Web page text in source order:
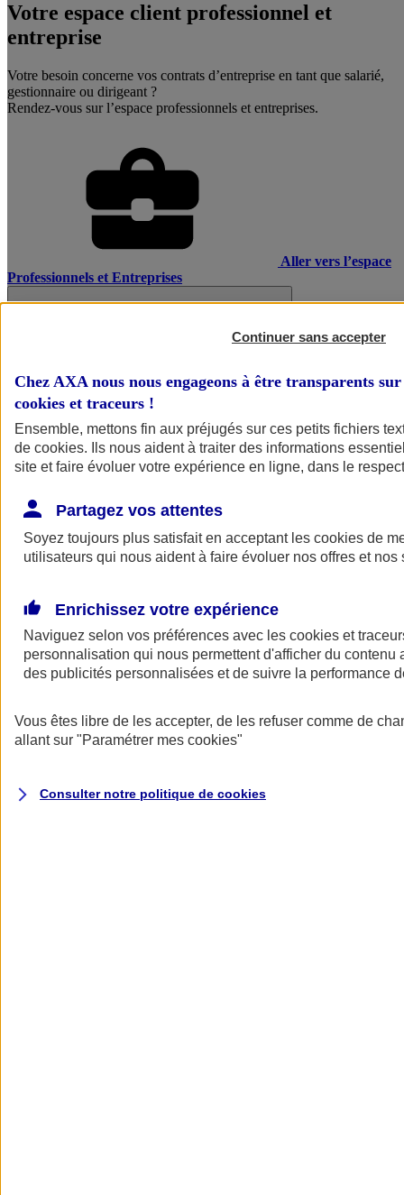
Votre espace client professionnel et
entreprise
Votre besoin concerne vos contrats d’entreprise en tant que salarié,
gestionnaire ou dirigeant ?
Rendez-vous sur l’espace professionnels et entreprises.
Aller vers l’espace
Professionnels et Entreprises
AXA Assurance
Continuer sans accepter
Chez AXA nous nous engageons à être transparents
cookies et traceurs !
Ensemble, mettons fin aux préjugés sur ces petits fichiers
de cookies. Ils nous aident à traiter des informations
site et faire évoluer votre expérience en ligne, dans le
Partagez vos attentes
Soyez toujours plus satisfait en acceptant les cookies de
utilisateurs qui nous aident à faire évoluer nos offres et nos
Enrichissez votre expérience
Naviguez selon vos préférences avec les cookies et
personnalisation qui nous permettent d'afficher du contenu
des publicités personnalisées et de suivre la performance
Vous êtes libre de les accepter, de les refuser comme de
allant sur "Paramétrer mes cookies"
Consulter notre politique de cookies